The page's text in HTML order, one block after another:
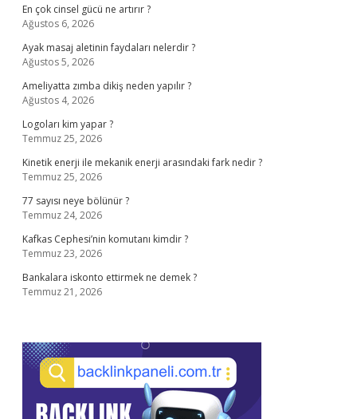
En çok cinsel gücü ne artırır ?
Ağustos 6, 2026
Ayak masaj aletinin faydaları nelerdir ?
Ağustos 5, 2026
Ameliyatta zımba dikiş neden yapılır ?
Ağustos 4, 2026
Logoları kim yapar ?
Temmuz 25, 2026
Kinetik enerji ile mekanik enerji arasındaki fark nedir ?
Temmuz 25, 2026
77 sayısı neye bölünür ?
Temmuz 24, 2026
Kafkas Cephesi’nin komutanı kimdir ?
Temmuz 23, 2026
Bankalara iskonto ettirmek ne demek ?
Temmuz 21, 2026